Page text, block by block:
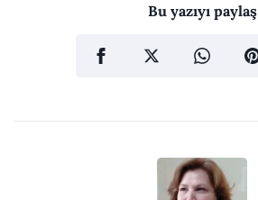
Bu yazıyı paylaş